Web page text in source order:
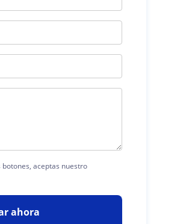
aceptas nuestro
ahora